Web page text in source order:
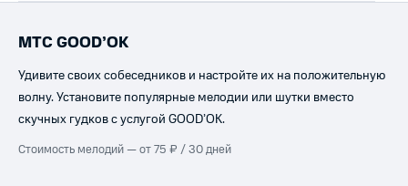
МТС GOOD’OK
Удивите своих собеседников и настройте их на положительную
волну. Установите популярные мелодии или шутки вместо
скучных гудков с услугой GOOD’OK.
Стоимость мелодий — от 75 ₽ / 30 дней